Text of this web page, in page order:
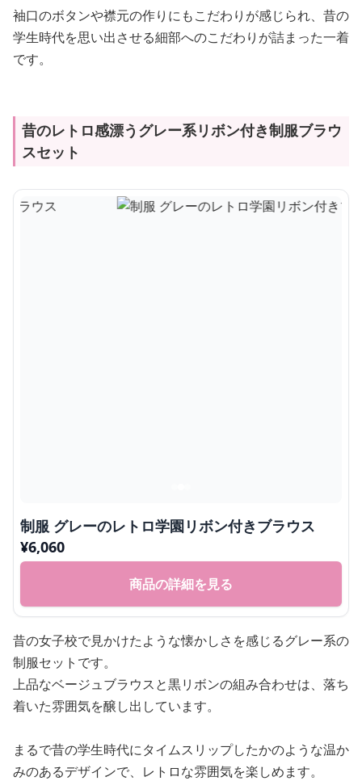
袖口のボタンや襟元の作りにもこだわりが感じられ、昔の
学生時代を思い出させる細部へのこだわりが詰まった一着
です。
昔のレトロ感漂うグレー系リボン付き制服ブラウ
スセット
制服 グレーのレトロ学園リボン付きブラウス
¥6,060
商品の詳細を見る
昔の女子校で見かけたような懐かしさを感じるグレー系の
制服セットです。
上品なベージュブラウスと黒リボンの組み合わせは、落ち
着いた雰囲気を醸し出しています。
まるで昔の学生時代にタイムスリップしたかのような温か
みのあるデザインで、レトロな雰囲気を楽しめます。